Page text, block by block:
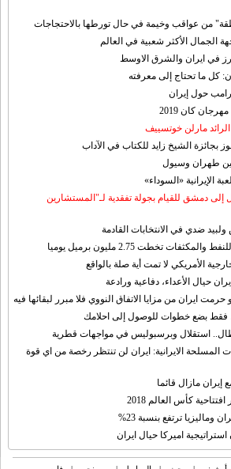
من عواقب وخيمة في حال تورطها بالاحتجاجات
الجمال الأكثر شعبية في العالم
في ايران والشرق الاوسط
كل ما تحتاج إلى معرفته
حول إيران
مارلن خوتسييف
بجائزة الشيخ زايد للكتاب في الآداب
بين طهران وسيول
الإيرانية «السوداء»
إلى دمشق للقيام بجولة تفقدية لـ"المستشارين
ولبيد ضدي في الانتخابات القادمة
تخطت 2.75 مليون برميل يوميا
الأمريكي لا تمت أية صلة بالواقع
حيال الأعداء، دفاعية ورادعة
ايران من مزايا الاتفاق النووي فلا مبرر لبقائها فيه
، فقط بضع خطوات للوصول إلى احلامك
استقلال وبرسبوليس في مواجهات قطرية
المسلحة الايرانية: ايران لن تنتظر رخصة من اي قوة
إيران مازال قائما
كأس العالم 2018
ومالیزیا ترتفع بنسبة 23%
اميركا حيال ايران